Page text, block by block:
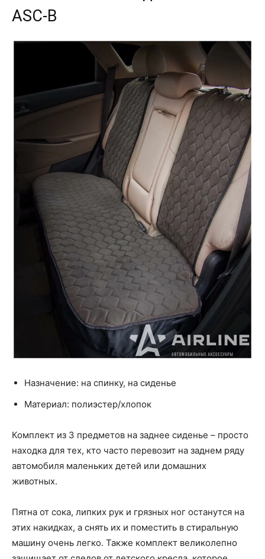
ASC-B
Назначение: на спинку, на сиденье
Материал: полиэстер/хлопок
Комплект из 3 предметов на заднее сиденье – просто
находка для тех, кто часто перевозит на заднем ряду
автомобиля маленьких детей или домашних
животных.
Пятна от сока, липких рук и грязных ног останутся на
этих накидках, а снять их и поместить в стиральную
машину очень легко. Также комплект великолепно